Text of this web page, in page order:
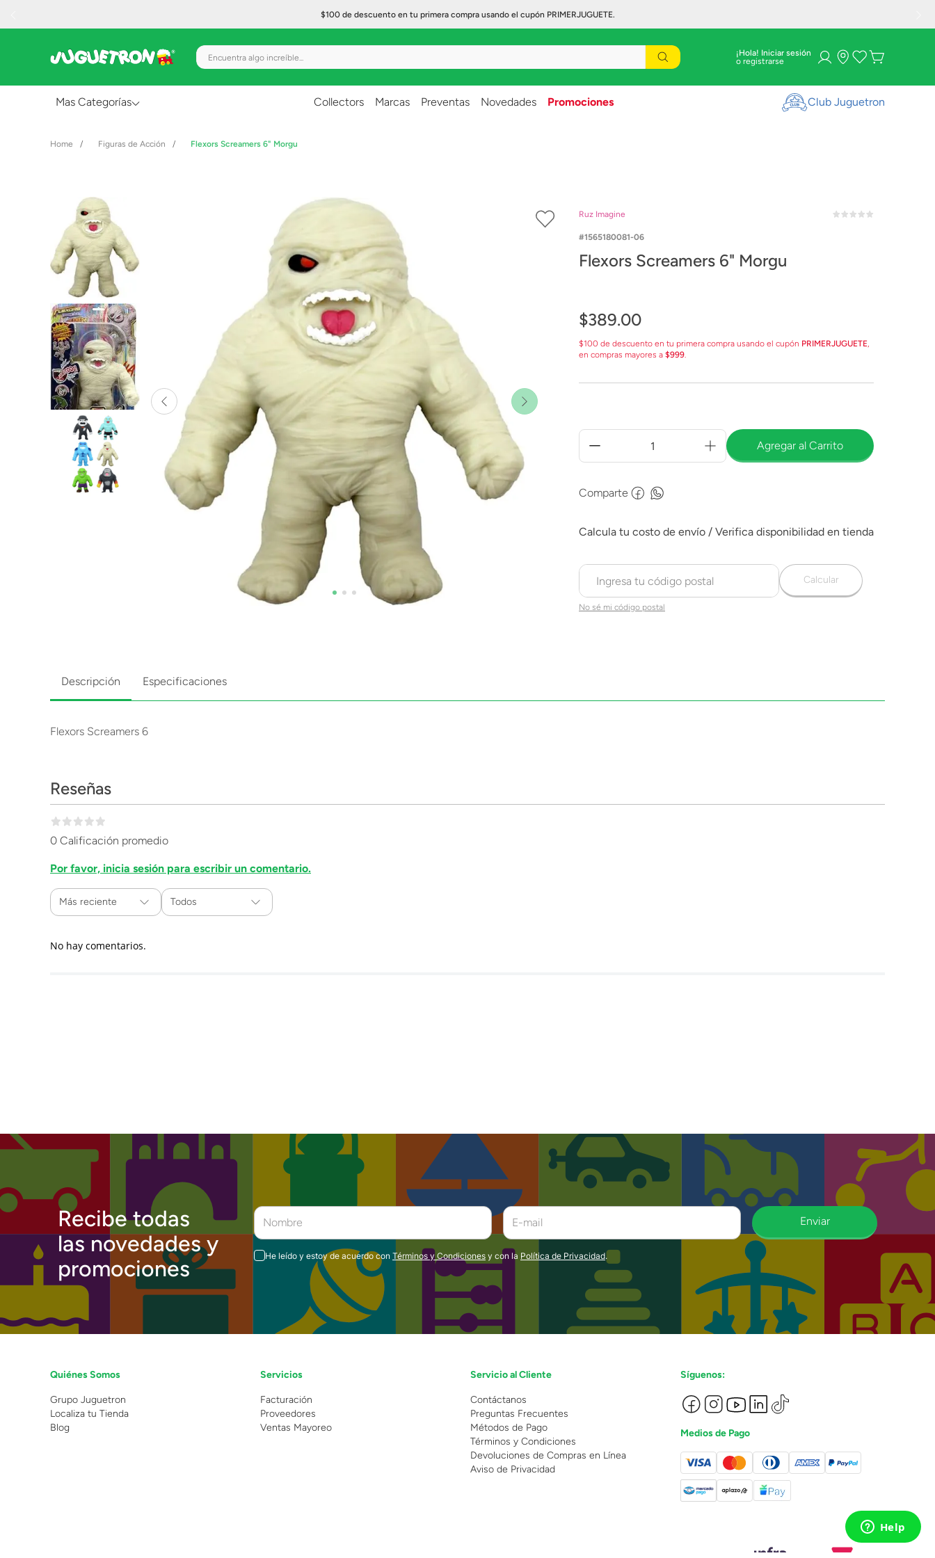
$100 de descuento en tu primera compra usando el cupón PRIMERJUGUETE.
Encuentra algo increíble... ¡Hola! Iniciar sesión
Mas Categorías
Creatividad y Arte
Figuras de Acción
Gadgets y Electrónicos
Juegos de Mesa
Lanzadores
Muñecas
Construcción
Peluches
Vehículos y Pistas
Collectors Marcas Preventas Novedades Promociones Club Juguetron
Figuras de Acción Flexors Screamers 6" Morgu
Ruz Imagine
1565180081-06
Flexors Screamers 6" Morgu
$389.00
$100 de descuento en tu primera compra usando el cupón PRIMERJUGUETE,
en compras mayores a $999.
Agregar al Carrito
Comparte
No sé mi código postal
Calcular
Descripción Especificaciones
Flexors Screamers 6
Reseñas
0 Calificación promedio
Por favor, inicia sesión para escribir un comentario.
Más reciente Todos
No hay comentarios.
Recibe todas
las novedades y
promociones
Enviar
He leído y estoy de acuerdo con Términos y Condiciones y con la Política de Privacidad.
Quiénes Somos
Grupo Juguetron
Localiza tu Tienda
Blog
Servicios
Facturación
Proveedores
Ventas Mayoreo
Servicio al Cliente
Contáctanos
Preguntas Frecuentes
Métodos de Pago
Términos y Condiciones
Devoluciones de Compras en Línea
Aviso de Privacidad
Síguenos:
Medios de Pago